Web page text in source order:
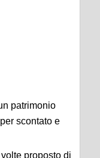
patrimonio
scontato e
proposto di